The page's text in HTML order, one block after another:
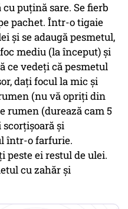
puţină sare. Se fierb
pachet. Într-o tigaie
şi se adaugă pesmetul,
mediu (la început) şi
ce vedeţi că pesmetul
daţi focul la mic şi
(nu vă opriţi din
rumen (durează cam 5
şi
într-o farfurie.
peste ei restul de ulei.
cu zahăr şi